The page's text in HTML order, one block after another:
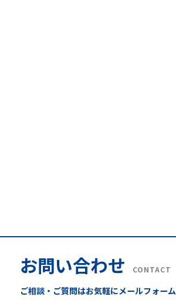
お問い合わせ CONTACT
ご相談・ご質問はお気軽にメールフォーム